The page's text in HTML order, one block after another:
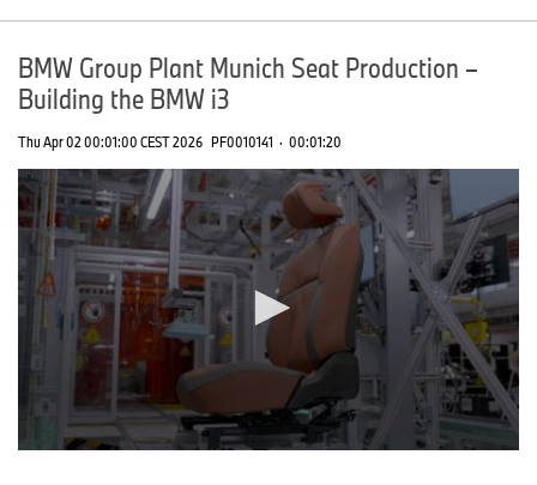
BMW Group Plant Munich Seat Production –
Building the BMW i3
Thu Apr 02 00:01:00 CEST 2026 PF0010141 · 00:01:20